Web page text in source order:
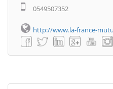
0549507352
http://www.la-france-